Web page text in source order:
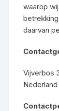
waarop
daarvan
Vijverbos
Nederland